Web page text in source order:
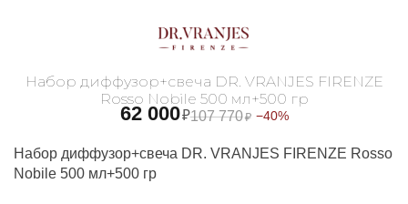
Набор диффузор+свеча DR. VRANJES FIRENZE
Rosso Nobile 500 мл+500 гр
62 000₽107 770₽ −40%
Набор диффузор+свеча DR. VRANJES FIRENZE Rosso
Nobile 500 мл+500 гр